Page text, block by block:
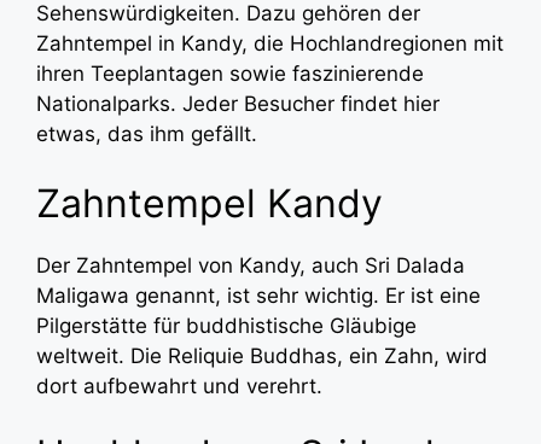
Sehenswürdigkeiten. Dazu gehören der
Zahntempel in Kandy, die Hochlandregionen mit
ihren Teeplantagen sowie faszinierende
Nationalparks. Jeder Besucher findet hier
etwas, das ihm gefällt.
Zahntempel Kandy
Der Zahntempel von Kandy, auch Sri Dalada
Maligawa genannt, ist sehr wichtig. Er ist eine
Pilgerstätte für buddhistische Gläubige
weltweit. Die Reliquie Buddhas, ein Zahn, wird
dort aufbewahrt und verehrt.